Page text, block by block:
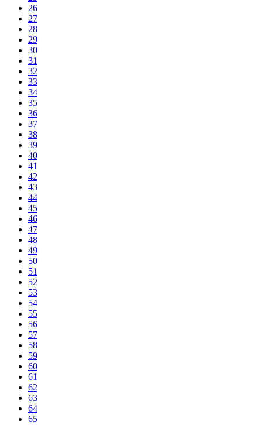
26
27
28
29
30
31
32
33
34
35
36
37
38
39
40
41
42
43
44
45
46
47
48
49
50
51
52
53
54
55
56
57
58
59
60
61
62
63
64
65